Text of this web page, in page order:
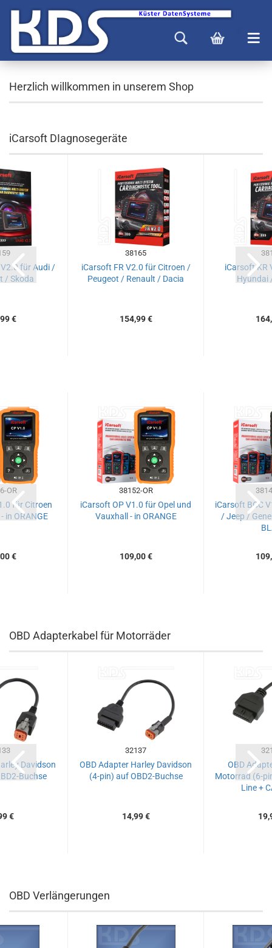
Herzlich willkommen in unserem Shop
iCarsoft DIagnosegeräte
für Audi /
/ Skoda
€
38165
iCarsoft FR V2.0 für Citroen /
Peugeot / Renault / Dacia
154,99 €
iCarsoft KR
Hyundai
OR
für Citroen
in ORANGE
€
38152-OR
iCarsoft OP V1.0 für Opel und
Vauxhall - in ORANGE
109,00 €
iCarsoft BCC
/ Jeep /
OBD Adapterkabel für Motorräder
Davidson
Buchse
€
32137
OBD Adapter Harley Davidson
(4-pin) auf OBD2-Buchse
14,99 €
OBD
Motorrad (6-
Line +
OBD Verlängerungen